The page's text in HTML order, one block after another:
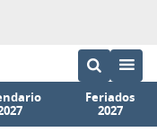
Feriados
2027